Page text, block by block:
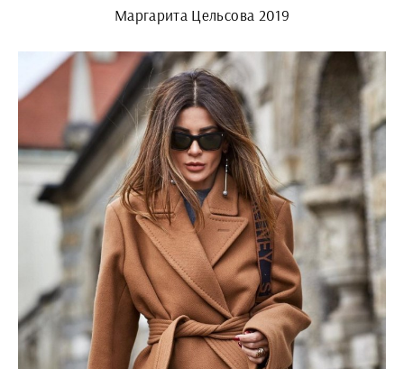
Маргарита Цельсова 2019